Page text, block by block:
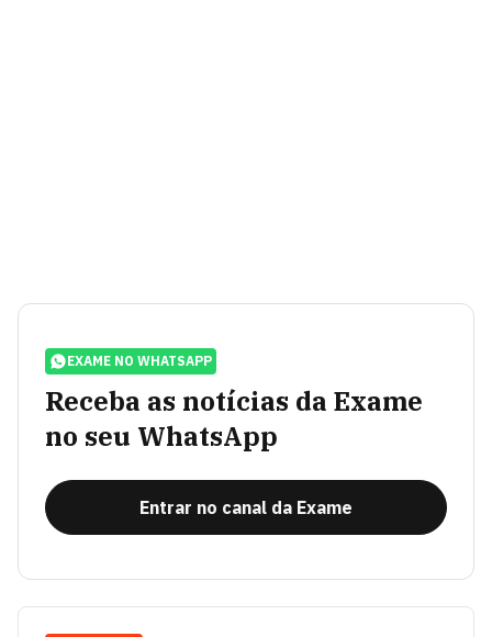
EXAME NO WHATSAPP
Receba as notícias da Exame
no seu WhatsApp
Entrar no canal da Exame